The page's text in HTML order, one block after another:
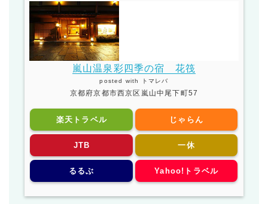
嵐山温泉彩四季の宿 花筏
posted with トマレバ
京都府京都市西京区嵐山中尾下町57
楽天トラベル じゃらん
JTB 一休
るるぶ Yahoo!トラベル